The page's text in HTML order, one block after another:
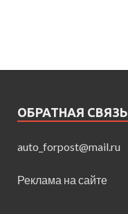
ОБРАТНАЯ СВЯЗЬ
auto_forpost@mail.ru
Реклама на сайте